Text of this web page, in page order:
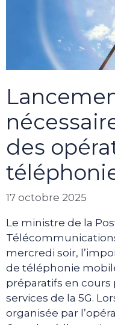
des
17 octobre 2025
Le ministre de la
mercredi soir,
de téléphonie
préparatifs en
services de la 5G.
organisée par